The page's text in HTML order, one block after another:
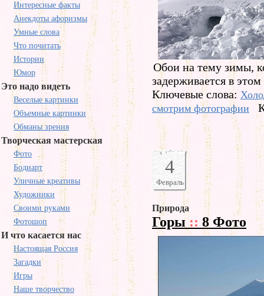
Интересные факты
Анекдоты афоризмы
Умные слова
Что почитать
Истории
Юмор
Это надо видеть
Веселые картинки
Объемные картинки
Обманы зрения
Творческая мастерская
Фото
Бодиарт
Уличные креативы
Художники
Своими руками
Фотошоп
И что касается нас
Настоящая Россия
Загадки
Игры
Наше творчество
Обои на тему зимы,
задерживается в этом
Ключевые слова:
смотрим фотографии
4
Февраль
Природа
Горы:: 8 Фото